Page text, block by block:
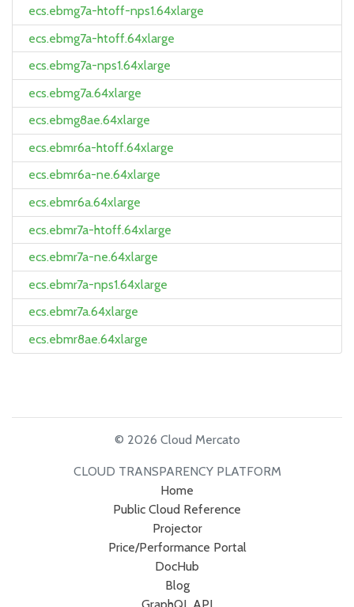
ecs.ebmg7a-htoff-nps1.64xlarge
ecs.ebmg7a-htoff.64xlarge
ecs.ebmg7a-nps1.64xlarge
ecs.ebmg7a.64xlarge
ecs.ebmg8ae.64xlarge
ecs.ebmr6a-htoff.64xlarge
ecs.ebmr6a-ne.64xlarge
ecs.ebmr6a.64xlarge
ecs.ebmr7a-htoff.64xlarge
ecs.ebmr7a-ne.64xlarge
ecs.ebmr7a-nps1.64xlarge
ecs.ebmr7a.64xlarge
ecs.ebmr8ae.64xlarge
© 2026 Cloud Mercato
CLOUD TRANSPARENCY PLATFORM
Home
Public Cloud Reference
Projector
Price/Performance Portal
DocHub
Blog